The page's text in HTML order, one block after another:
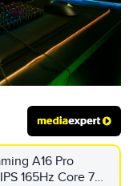
A16 Pro
165Hz Core 7